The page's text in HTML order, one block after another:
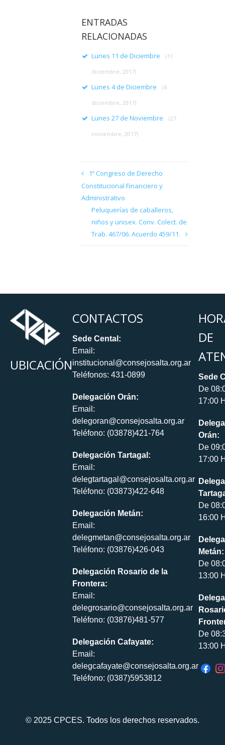
ENTRADAS
RELACIONADAS
Lunes 11 de Diciembre (11
diciembre, 2017)
Lunes 4 de Diciembre (4
diciembre, 2017)
Lunes 27 de Noviembre (27
noviembre, 2017)
1º Congreso de Derecho
Constitucional Financiero y
Administrativo
Peluquerías de caballeros,
niños y unisex. Conv. Colect. de
Trab. 467/06. Acuerdo 459/11.
UBICACIÓN
CONTACTOS
Sede Cental:
Email:
institucional@consejosalta.org.ar
Teléfonos: 431-0899
Delegación Orán:
Email:
delegoran@consejosalta.org.ar
Teléfono: (03878)421-764
Delegación Tartagal:
Email:
delegtartagal@consejosalta.org.ar
Teléfono: (03873)422-648
Delegación Metán:
Email:
delegmetan@consejosalta.org.ar
Teléfono: (03876)426-043
Delegación Rosario de la
Frontera:
Email:
delegrosario@consejosalta.org.ar
Teléfono: (03876)481-577
Delegación Cafayate:
Email:
delegcafayate@consejosalta.org.ar
Teléfono: (0387)5953812
DE
Sede
De
17:00
Orán:
De
17:00
De
16:00
Metán:
De
13:00
De
13:00
© 2025 CPCES. Todos los derechos reservados.